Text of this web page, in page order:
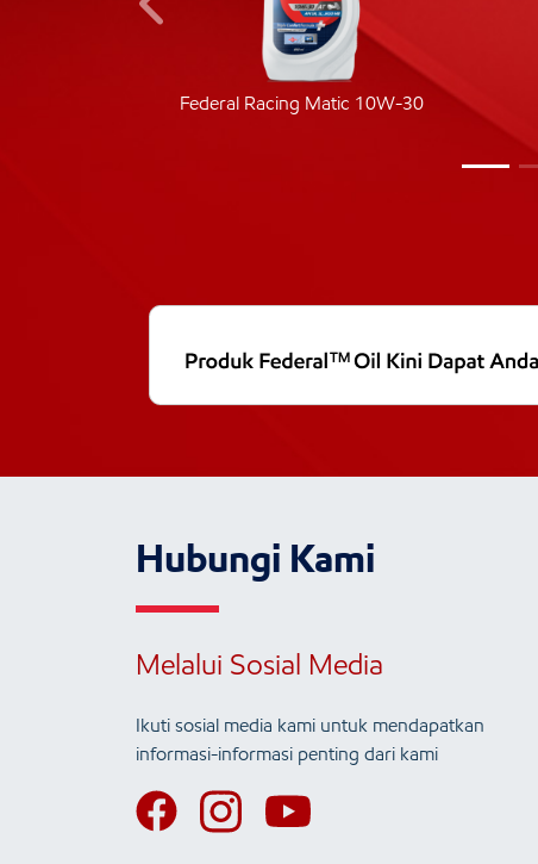
Federal Racing Matic 10W-30
Hubungi Kami
Melalui Sosial Media
Ikuti sosial media kami untuk mendapatkan
informasi-informasi penting dari kami